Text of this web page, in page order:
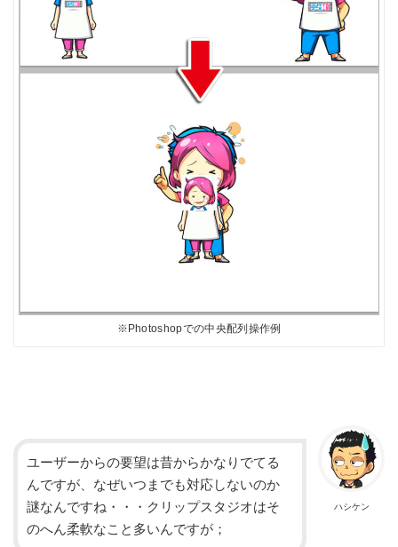
※Photoshopでの中央配列操作例
ハシケン
ユーザーからの要望は昔からかなりでてる
んですが、なぜいつまでも対応しないのか
謎なんですね・・・クリップスタジオはそ
のへん柔軟なこと多いんですが；